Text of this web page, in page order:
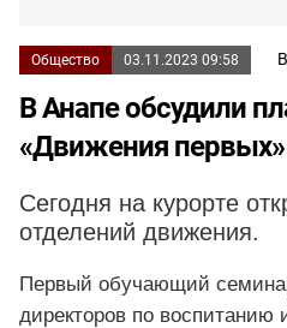
Общество 03.11.2023 09:58
В Анапе обсудили
«Движения первых»
Сегодня на курорте
отделений движения.
Первый обучающий
директоров по